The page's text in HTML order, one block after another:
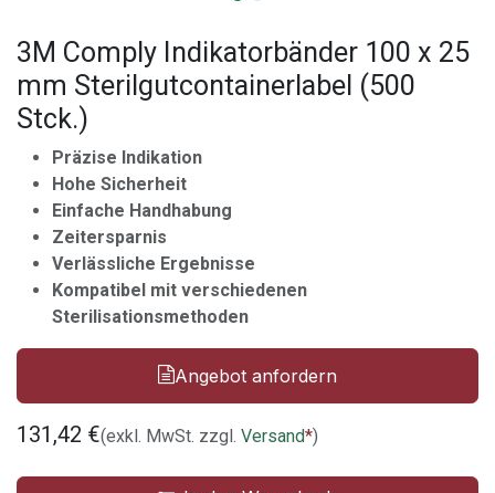
3M Comply Indikatorbänder 100 x 25
mm Sterilgutcontainerlabel (500
Stck.)
Präzise Indikation
Hohe Sicherheit
Einfache Handhabung
Zeitersparnis
Verlässliche Ergebnisse
Kompatibel mit verschiedenen
Sterilisationsmethoden
Angebot anfordern
131,42 €(exkl. MwSt. zzgl. Versand*)